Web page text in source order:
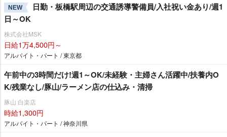
NEW
日勤・板橋駅周辺の交通誘導警備員/入社祝い金あり/週1
日～OK
株式会社MSK
日給1万4,500円～
アルバイト・パート / 東京都
午前中の3時間だけ!週1～OK/未経験・主婦さん活躍中/扶養内O
K/残業なし/豚山/ラーメン店の仕込み・清掃
豚山 白楽店
時給1,300円
アルバイト・パート / 神奈川県